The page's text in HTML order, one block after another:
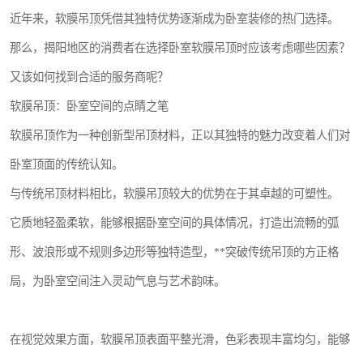
近年来，软膜吊顶凭借其独特优势逐渐成为卧室装修的热门选择。
那么，揭阳地区的消费者在选择卧室软膜吊顶时应该考虑哪些因素？
又该如何找到合适的服务商呢？
软膜吊顶：卧室空间的点睛之笔
软膜吊顶作为一种创新型吊顶材料，正以其独特的魅力改变着人们对
卧室顶面的传统认知。
与传统吊顶材料相比，软膜吊顶较大的优势在于其卓越的可塑性。
它质地轻盈柔软，能够根据卧室空间的具体情况，打造出流畅的弧
形、波浪形或不规则多边形等独特造型，**突破传统吊顶的方正格
局，为卧室空间注入灵动气息与艺术韵味。
在视觉效果方面，软膜吊顶表面平整光滑，色彩表现丰富均匀，能够